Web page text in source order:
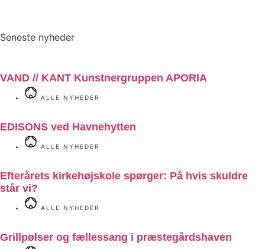
Seneste nyheder
VAND // KANT Kunstnergruppen APORIA
ALLE NYHEDER
EDISONS ved Havnehytten
ALLE NYHEDER
Efterårets kirkehøjskole spørger: På hvis skuldre
står vi?
ALLE NYHEDER
Grillpølser og fællessang i præstegårdshaven